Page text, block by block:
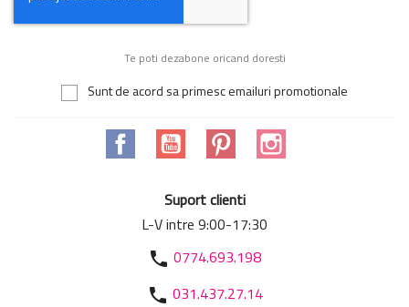
Te poti dezabone oricand doresti
Sunt de acord sa primesc emailuri promotionale
Facebook YouTube Pinterest
Suport clienti
L-V intre 9:00-17:30
phone 0774.693.198
phone 031.437.27.14